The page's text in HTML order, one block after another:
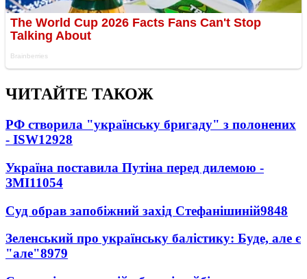
ЧИТАЙТЕ ТАКОЖ
РФ створила "українську бригаду" з полонених
- ISW12928
Україна поставила Путіна перед дилемою -
ЗМІ11054
Суд обрав запобіжний захід Стефанішиній9848
Зеленський про українську балістику: Буде, але є
"але"8979